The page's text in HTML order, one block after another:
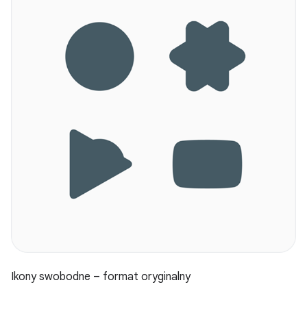
Ikony swobodne – format oryginalny